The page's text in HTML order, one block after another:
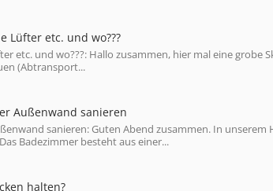
Lüfter etc. und wo???
etc. und wo???: Hallo zusammen, hier mal eine grobe
(Abtransport...
Außenwand sanieren
sanieren: Guten Abend zusammen. In unserem
Badezimmer besteht aus einer...
halten?